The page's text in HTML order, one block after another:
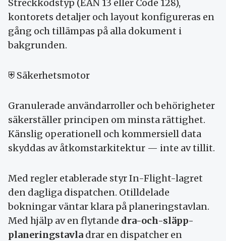
Streck­kods­typ (EAN 13 eller Code 128),
kontorets detaljer och layout konfigureras en
gång och tillämpas på alla dokument i
bakgrunden.
⛨ Säkerhets­motor
Granulerade användar­roller och behörigheter
säkerställer principen om minsta rättighet.
Känslig operationell och kommersiell data
skyddas av åtkomst­arkitektur — inte av tillit.
Med regler etablerade styr In-Flight-lagret
den dagliga dispatchen. Otilldelade
bokningar väntar klara på planerings­tavlan.
Med hjälp av en flytande dra-och-släpp-
planerings­tavla drar en dispatcher en